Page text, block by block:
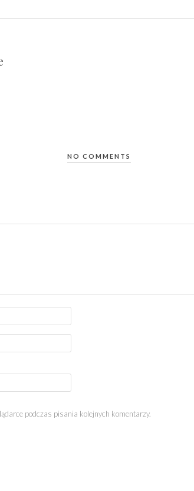
NO COMMENTS
podczas pisania kolejnych komentarzy.